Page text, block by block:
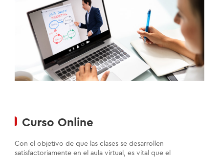
Curso Online
Con el objetivo de que las clases se desarrollen
satisfactoriamente en el aula virtual, es vital que el